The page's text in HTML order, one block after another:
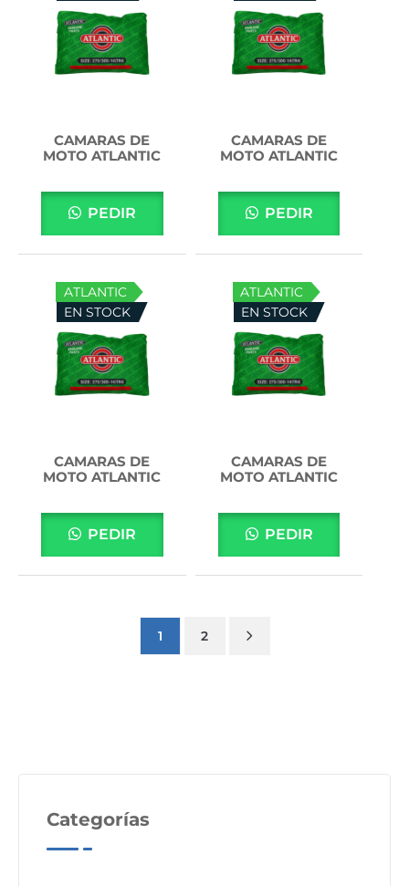
CAMARAS DE
MOTO ATLANTIC
PEDIR
CAMARAS DE
MOTO ATLANTIC
PEDIR
ATLANTIC
EN STOCK
CAMARAS DE
MOTO ATLANTIC
PEDIR
ATLANTIC
EN STOCK
CAMARAS DE
MOTO ATLANTIC
PEDIR
1 2
Categorías